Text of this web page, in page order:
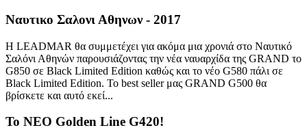
Ναυτικο Σαλονι Αθηνων - 2017
Η LEADMAR θα συμμετέχει για ακόμα μια χρονιά στο Ναυτικό
Σαλόνι Αθηνών παρουσιάζοντας την νέα ναυαρχίδα της GRAND το
G850 σε Black Limited Edition καθώς και το νέο G580 πάλι σε
Black Limited Edition. Το best seller μας GRAND G500 θα
βρίσκετε και αυτό εκεί...
Το NEO Golden Line G420!